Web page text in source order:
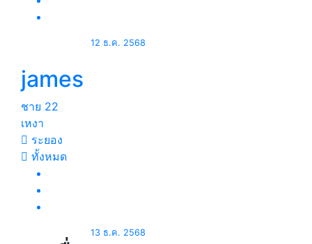
12 ธ.ค. 2568
james
ชาย 22
เหงา
ระยอง
ทั้งหมด
13 ธ.ค. 2568